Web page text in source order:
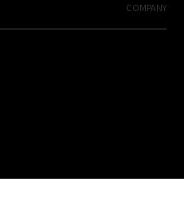
COMPANY